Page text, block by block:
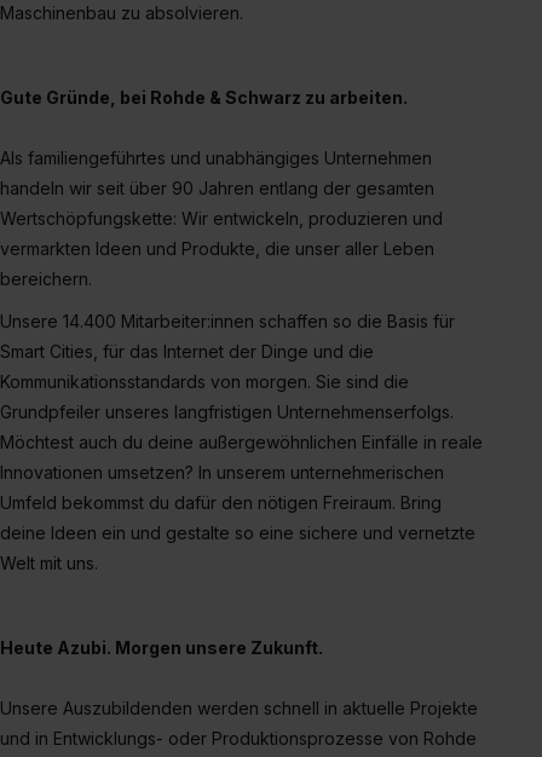
Maschinenbau zu absolvieren.
Gute Gründe, bei Rohde & Schwarz zu arbeiten.
Als familiengeführtes und unabhängiges Unternehmen
handeln wir seit über 90 Jahren entlang der gesamten
Wertschöpfungskette: Wir entwickeln, produzieren und
vermarkten Ideen und Produkte, die unser aller Leben
bereichern.
Unsere 14.400 Mitarbeiter:innen schaffen so die Basis für
Smart Cities, für das Internet der Dinge und die
Kommunikationsstandards von morgen. Sie sind die
Grundpfeiler unseres langfristigen Unternehmenserfolgs.
Möchtest auch du deine außergewöhnlichen Einfälle in reale
Innovationen umsetzen? In unserem unternehmerischen
Umfeld bekommst du dafür den nötigen Freiraum. Bring
deine Ideen ein und gestalte so eine sichere und vernetzte
Welt mit uns.
Heute Azubi. Morgen unsere Zukunft.
Unsere Auszubildenden werden schnell in aktuelle Projekte
und in Entwicklungs- oder Produktionsprozesse von Rohde